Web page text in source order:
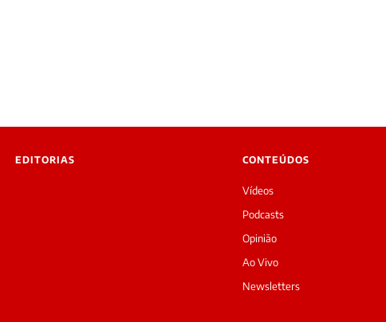
EDITORIAS CONTEÚDOS
Vídeos
Podcasts
Opinião
Ao Vivo
Newsletters